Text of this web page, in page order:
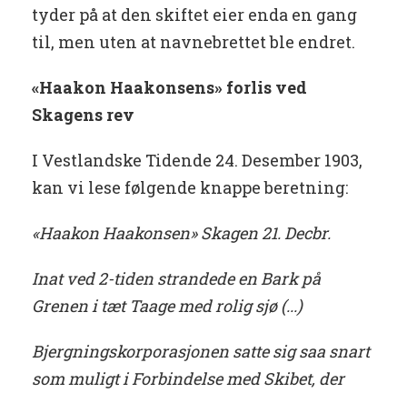
tyder på at den skiftet eier enda en gang
til, men uten at navnebrettet ble endret.
«Haakon Haakonsens» forlis ved
Skagens rev
I Vestlandske Tidende 24. Desember 1903,
kan vi lese følgende knappe beretning:
«Haakon Haakonsen» Skagen 21. Decbr.
Inat ved 2-tiden strandede en Bark på
Grenen i tæt Taage med rolig sjø (...)
Bjergningskorporasjonen satte sig saa snart
som muligt i Forbindelse med Skibet, der